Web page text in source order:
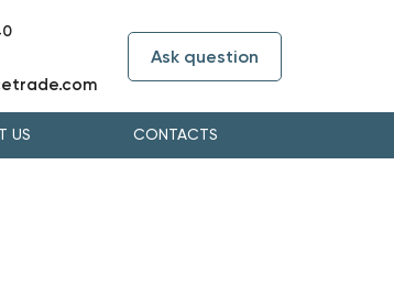
Ask question
US CONTACTS